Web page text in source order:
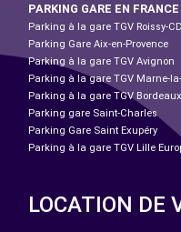
PARKING GARE EN FRANCE
Parking à la gare TGV Roissy-
Parking Gare Aix-en-Provence
Parking à la gare TGV Avignon
Parking à la gare TGV Marne-
Parking à la gare TGV
Parking gare Saint-Charles
Parking Gare Saint Exupéry
Parking à la gare TGV Lille
LOCATION DE